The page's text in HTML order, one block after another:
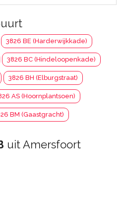
3826 BE (Harderwijkkade)
3826 BC (Hindeloopenkade)
3826 BH (Elburgstraat)
AS (Hoornplantsoen)
BM (Gaastgracht)
uit Amersfoort